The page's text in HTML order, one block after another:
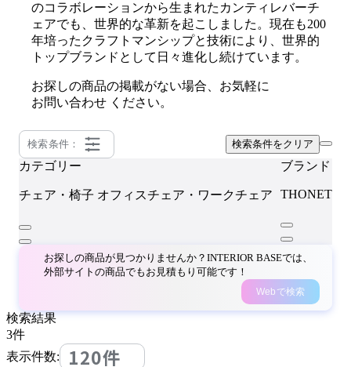
のコラボレーションから生まれたカンティレバーチ
ェアでも、世界的な革新を起こしました。現在も200
年培ったクラフトマンシップと技術により、世界的
トップブランドとして日々進化し続けています。
お探しの商品の掲載がない場合、お気軽に
お問い合わせ ください。
検索条件： 検索条件をクリア
カテゴリー
チェア・椅子 オフィスチェア・ワークチェア
ブランド
THONET
お探しの商品が見つかりませんか？INTERIOR BASEでは、
外部サイトの商品でもお見積もり可能です！
Webで検索
検索結果
3件
表示件数:
120件